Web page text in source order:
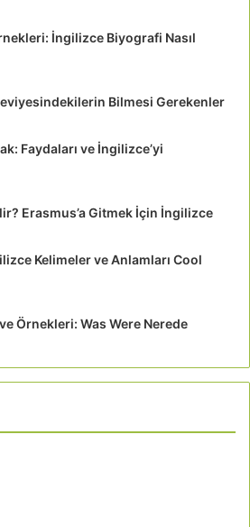
İngilizce Biyografi Nasıl
Bilmesi Gerekenler
Faydaları ve İngilizce’yi
Erasmus’a Gitmek İçin İngilizce
Kelimeler ve Anlamları Cool
Örnekleri: Was Were Nerede